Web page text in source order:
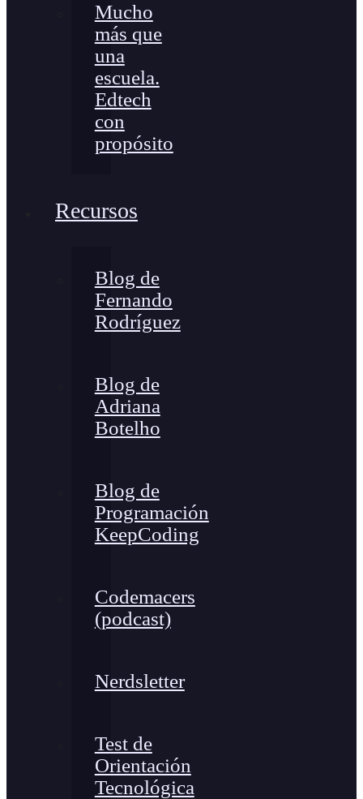
Mucho
más que
una
escuela.
Edtech
con
propósito
Recursos
Blog de
Fernando
Rodríguez
Blog de
Adriana
Botelho
Blog de
Programación
KeepCoding
Codemacers
(podcast)
Nerdsletter
Test de
Orientación
Tecnológica